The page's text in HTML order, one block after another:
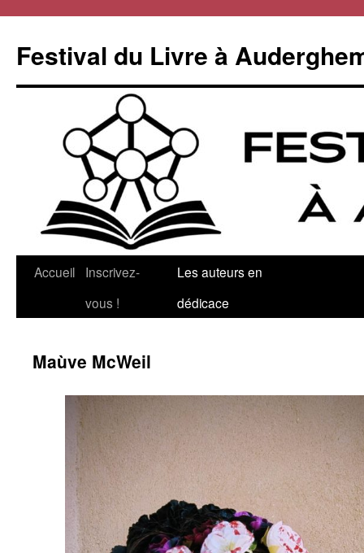
contenu
Festival du Livre à
Accueil
Inscrivez-
vous !
Les auteurs en
dédicace
Maùve McWeil